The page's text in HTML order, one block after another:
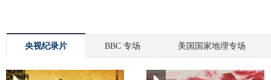
央视纪录片 BBC 专场 美国国家地理专场